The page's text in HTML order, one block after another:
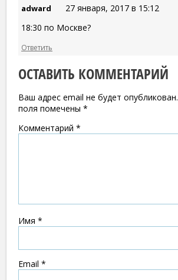
adward
27 января, 2017 в 15:12
18:30 по Москве?
Ответить
ОСТАВИТЬ КОММЕНТАРИЙ
Ваш адрес email не будет опубликован.
поля помечены *
Комментарий *
Имя *
Email *